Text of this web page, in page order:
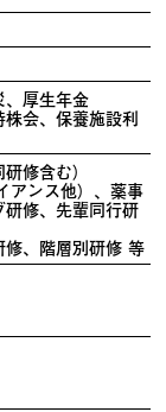
厚生年金
会、保養施設利
修含む）
アンス他）、薬事
修、先輩同行研
修、階層別研修 等